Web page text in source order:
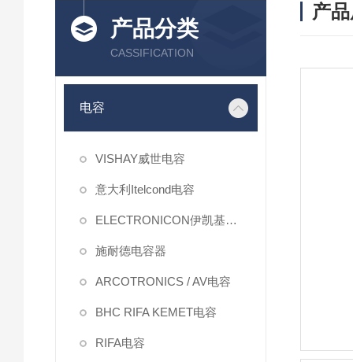
产品分类
CASSIFICATION
电容
VISHAY威世电容
意大利Itelcond电容
ELECTRONICON伊凯基电容
施耐德电容器
ARCOTRONICS / AV电容
BHC RIFA KEMET电容
RIFA电容
产